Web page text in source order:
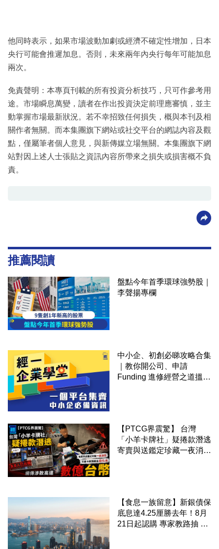
他同時表示，如果市場波動加劇或經濟不確定性增加，日本
央行可能會推遲加息。否則，未來兩年內央行每年可能加息
兩次。
免責聲明：本專頁刊載的所有投資分析技巧，只可作參考用
途。市場瞬息萬變，讀者在作出投資決定前理應審慎，並主
動掌握市場最新狀況。若不幸招致任何損失，概與本刊及相
關作者無關。而本集團旗下網站或社交平台的網誌內容及觀
點，僅屬筆者個人意見，與新傳媒立場無關。本集團旗下網
站對因上述人士張貼之資訊內容所帶來之損失或損害概不負
責。
推薦閱讀
盤點今年首季環球強勢股｜
李聲揚專欄
中小企、初創必睇攻略合集
｜教你開公司、申請
Funding 進修經營之道搵大
【PTCG界震驚】 台灣
「小羊卡牌社」疑捲款潛逃
寄賣與送鑑定珍藏一夜消失
【食息一族留意】新銀債保
底息達4.25厘勝去年！8月
21日起認購 專家教路抽 20